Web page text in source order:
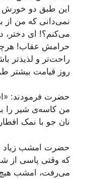
این طبق دو خورش
نمی‌دانی که من از
می‌کنم؟! ای دختر،
حرامش عقاب!
راحت‌تر و لذیذتر
روز قیامت بیشتر
حضرت فرمودند:
من کاسه‌ی شیر را
نان جو با نمک
حضرت امشب زیاد
که وقتی پاسی از
می‌رفت، امشب هیچ